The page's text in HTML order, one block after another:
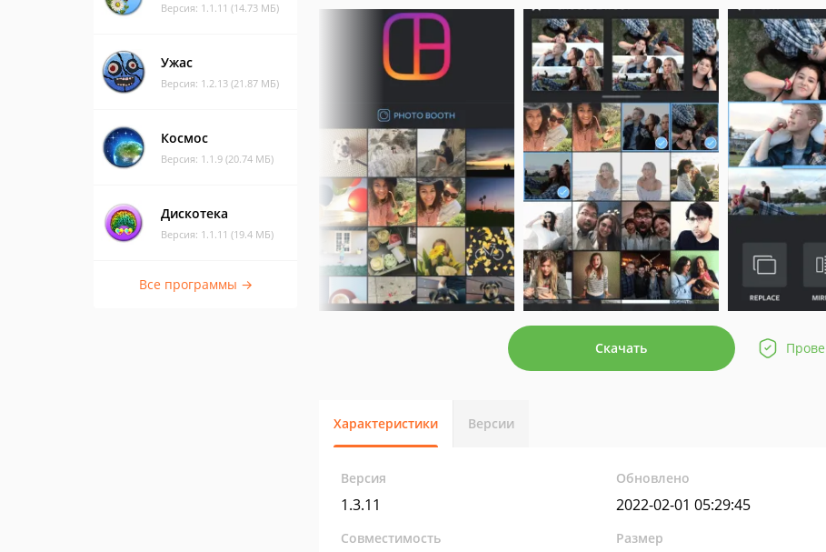
Версия: 1.1.11 (14.73 МБ)
Ужас
Версия: 1.2.13 (21.87 МБ)
Космос
Версия: 1.1.9 (20.74 МБ)
Дискотека
Версия: 1.1.11 (19.4 МБ)
Все программы →
Скачать
Характеристики Версии
Версия
1.3.11
Обновлено
2022-02-01 05:29:45
Совместимость Размер